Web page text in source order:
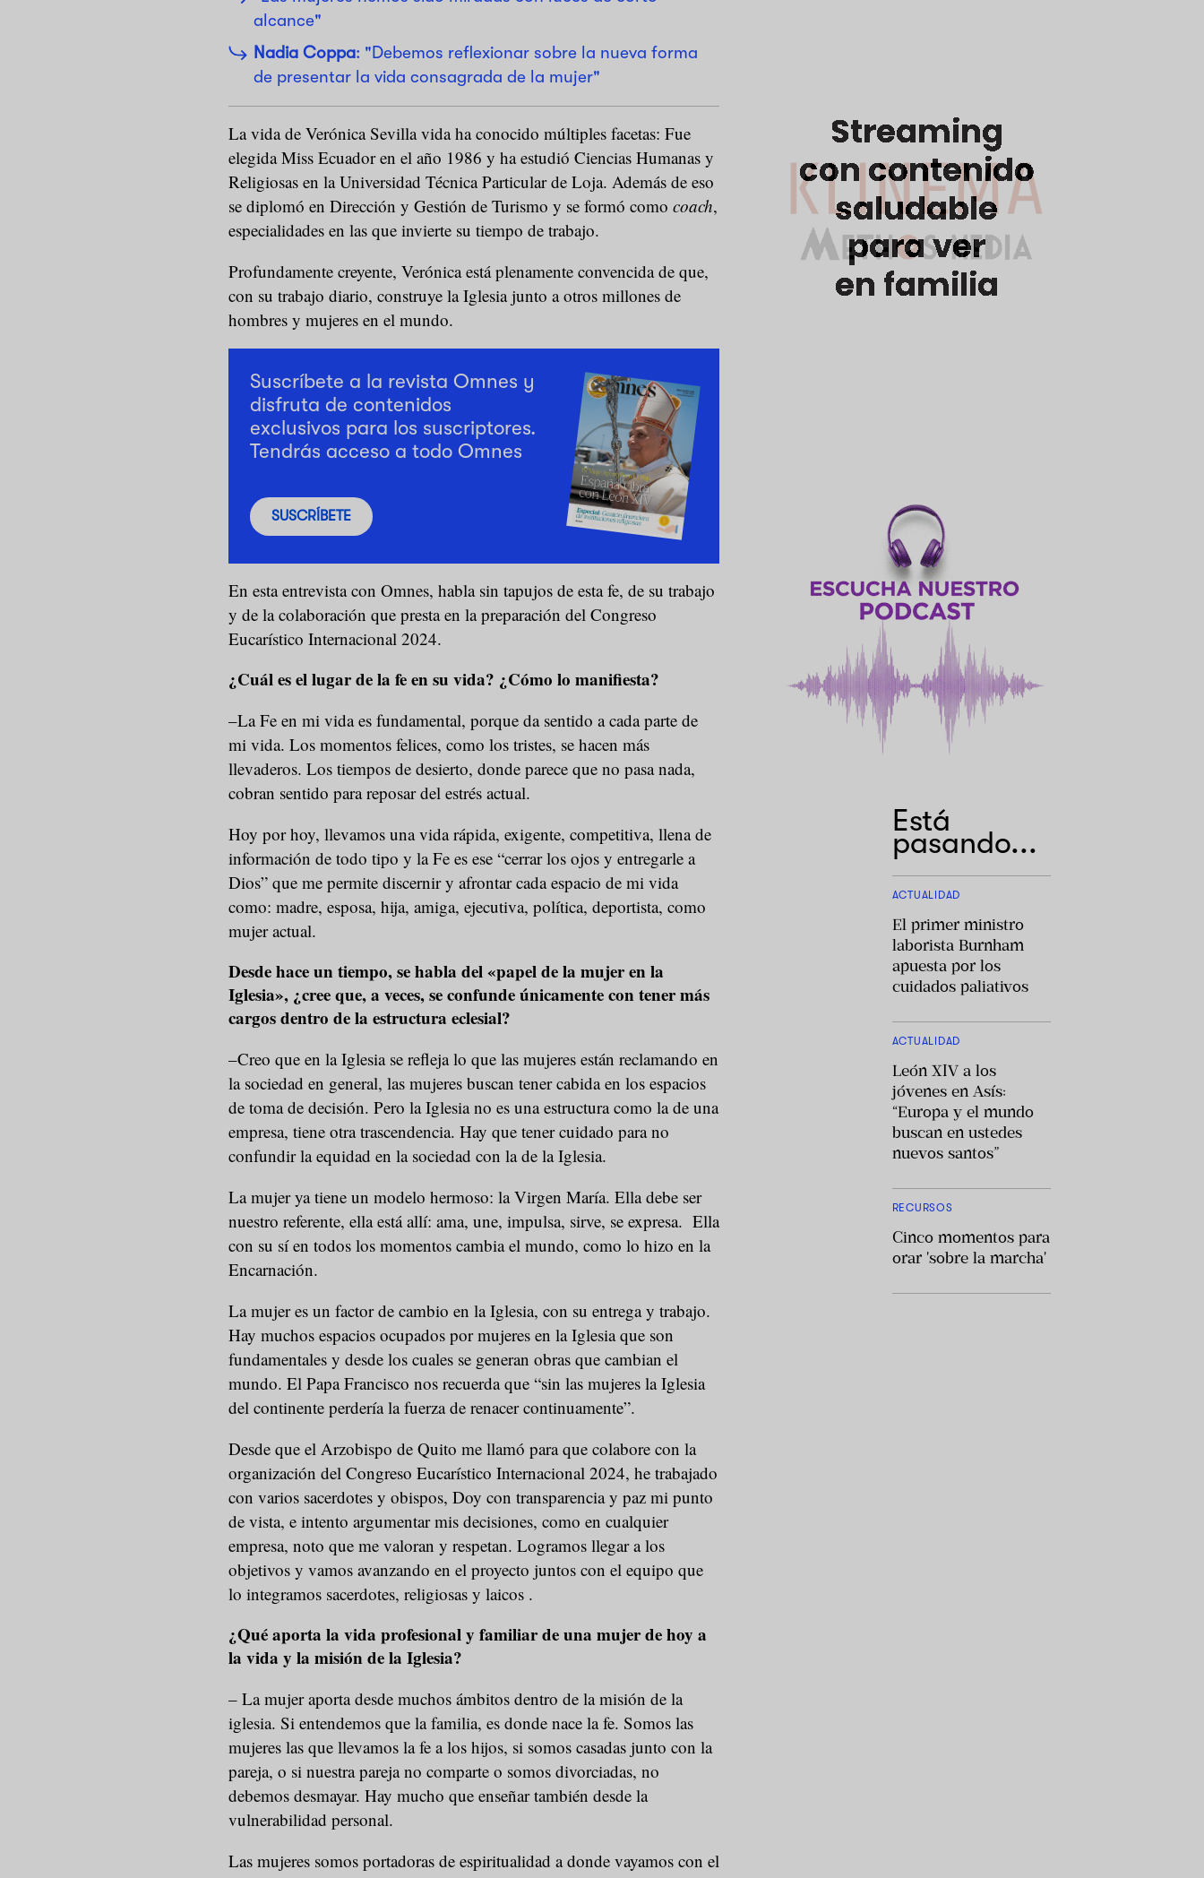
alcance"
Nadia Coppa: "Debemos reflexionar sobre la nueva forma
de presentar la vida consagrada de la mujer"
La vida de Verónica Sevilla vida ha conocido múltiples facetas: Fue
elegida Miss Ecuador en el año 1986 y ha estudió Ciencias Humanas y
Religiosas en la Universidad Técnica Particular de Loja. Además de eso
se diplomó en Dirección y Gestión de Turismo y se formó como coach,
especialidades en las que invierte su tiempo de trabajo.
Profundamente creyente, Verónica está plenamente convencida de que,
con su trabajo diario, construye la Iglesia junto a otros millones de
hombres y mujeres en el mundo.
Suscríbete a la revista Omnes y
disfruta de contenidos
exclusivos para los suscriptores.
Tendrás acceso a todo Omnes
SUSCRÍBETE
En esta entrevista con Omnes, habla sin tapujos de esta fe, de su trabajo
y de la colaboración que presta en la preparación del Congreso
Eucarístico Internacional 2024.
¿Cuál es el lugar de la fe en su vida? ¿Cómo lo manifiesta?
–La Fe en mi vida es fundamental, porque da sentido a cada parte de
mi vida. Los momentos felices, como los tristes, se hacen más
llevaderos. Los tiempos de desierto, donde parece que no pasa nada,
cobran sentido para reposar del estrés actual.
Hoy por hoy, llevamos una vida rápida, exigente, competitiva, llena de
información de todo tipo y la Fe es ese “cerrar los ojos y entregarle a
Dios” que me permite discernir y afrontar cada espacio de mi vida
como: madre, esposa, hija, amiga, ejecutiva, política, deportista, como
mujer actual.
Desde hace un tiempo, se habla del «papel de la mujer en la
Iglesia», ¿cree que, a veces, se confunde únicamente con tener más
cargos dentro de la estructura eclesial?
–Creo que en la Iglesia se refleja lo que las mujeres están reclamando en
la sociedad en general, las mujeres buscan tener cabida en los espacios
de toma de decisión. Pero la Iglesia no es una estructura como la de una
empresa, tiene otra trascendencia. Hay que tener cuidado para no
confundir la equidad en la sociedad con la de la Iglesia.
La mujer ya tiene un modelo hermoso: la Virgen María. Ella debe ser
nuestro referente, ella está allí: ama, une, impulsa, sirve, se expresa. Ella
con su sí en todos los momentos cambia el mundo, como lo hizo en la
Encarnación.
La mujer es un factor de cambio en la Iglesia, con su entrega y trabajo.
Hay muchos espacios ocupados por mujeres en la Iglesia que son
fundamentales y desde los cuales se generan obras que cambian el
mundo. El Papa Francisco nos recuerda que “sin las mujeres la Iglesia
del continente perdería la fuerza de renacer continuamente”.
Desde que el Arzobispo de Quito me llamó para que colabore con la
organización del Congreso Eucarístico Internacional 2024, he trabajado
con varios sacerdotes y obispos, Doy con transparencia y paz mi punto
de vista, e intento argumentar mis decisiones, como en cualquier
empresa, noto que me valoran y respetan. Logramos llegar a los
objetivos y vamos avanzando en el proyecto juntos con el equipo que
lo integramos sacerdotes, religiosas y laicos .
¿Qué aporta la vida profesional y familiar de una mujer de hoy a
la vida y la misión de la Iglesia?
– La mujer aporta desde muchos ámbitos dentro de la misión de la
iglesia. Si entendemos que la familia, es donde nace la fe. Somos las
mujeres las que llevamos la fe a los hijos, si somos casadas junto con la
pareja, o si nuestra pareja no comparte o somos divorciadas, no
debemos desmayar. Hay mucho que enseñar también desde la
vulnerabilidad personal.
Las mujeres somos portadoras de espiritualidad a donde vayamos con el
Está
pasando...
ACTUALIDAD
El primer ministro
laborista Burnham
apuesta por los
cuidados paliativos
ACTUALIDAD
León XIV a los
jóvenes en Asís:
“Europa y el mundo
buscan en ustedes
nuevos santos”
RECURSOS
Cinco momentos para
orar 'sobre la marcha'